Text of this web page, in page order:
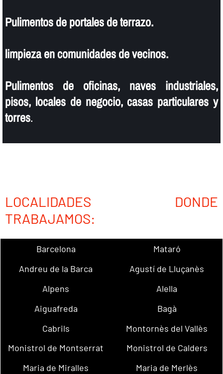
Pulimentos de portales de terrazo.
limpieza en comunidades de vecinos.
Pulimentos de oficinas, naves industriales,
pisos, locales de negocio, casas particulares y
torres.
LOCALIDADES DONDE
TRABAJAMOS:
Barcelona
Mataró
Andreu de la Barca
Agustí de Lluçanès
Alpens
Alella
Aiguafreda
Bagà
Cabrils
Montornès del Vallès
Monistrol de Montserrat
Monistrol de Calders
Maria de Miralles
Maria de Merlès